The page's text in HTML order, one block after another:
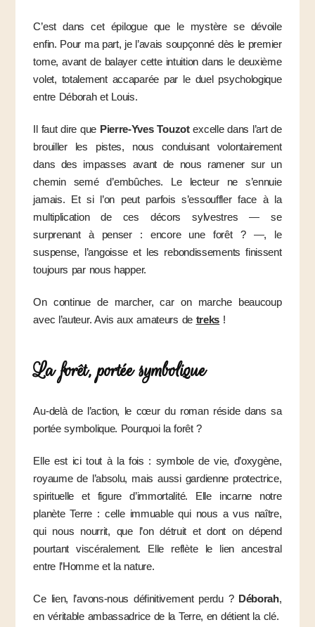
C’est dans cet épilogue que le mystère se dévoile
enfin. Pour ma part, je l’avais soupçonné dès le premier
tome, avant de balayer cette intuition dans le deuxième
volet, totalement accaparée par le duel psychologique
entre Déborah et Louis.
Il faut dire que Pierre-Yves Touzotexcelle dans l’art de
brouiller les pistes, nous conduisant volontairement
dans des impasses avant de nous ramener sur un
chemin semé d’embûches. Le lecteur ne s’ennuie
jamais. Et si l’on peut parfois s’essouffler face à la
multiplication de ces décors sylvestres — se
surprenant à penser : encore une forêt ? —, le
suspense, l’angoisse et les rebondissements finissent
toujours par nous happer.
On continue de marcher, car on marche beaucoup
avec l’auteur. Avis aux amateurs de treks !
La forêt, portée symbolique
Au-delà de l’action, le cœur du roman réside dans sa
portée symbolique. Pourquoi la forêt ?
Elle est ici tout à la fois : symbole de vie, d’oxygène,
royaume de l’absolu, mais aussi gardienne protectrice,
spirituelle et figure d’immortalité. Elle incarne notre
planète Terre : celle immuable qui nous a vus naître,
qui nous nourrit, que l’on détruit et dont on dépend
pourtant viscéralement. Elle reflète le lien ancestral
entre l’Homme et la nature.
Ce lien, l’avons-nous définitivement perdu ? Déborah,
en véritable ambassadrice de la Terre, en détient la clé.